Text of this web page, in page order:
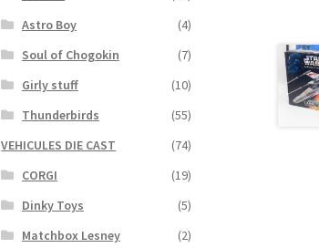
Astro Boy
(4)
Soul of Chogokin
(7)
Girly stuff
(10)
Thunderbirds
(55)
VEHICULES DIE CAST
(74)
CORGI
(19)
Dinky Toys
(5)
Matchbox Lesney
(2)